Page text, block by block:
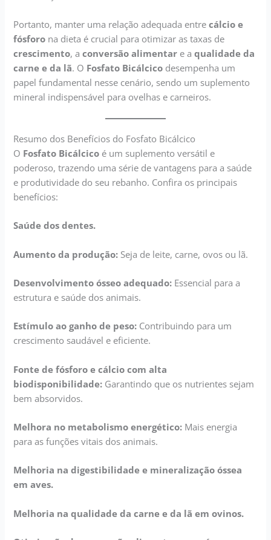
Portanto, manter uma relação adequada entrecálcio e
fósforo na dieta é crucial para otimizar as taxas de
crescimento, aconversão alimentar e aqualidade da
carne e da lã. O Fosfato Bicálcico desempenha um
papel fundamental nesse cenário, sendo um suplemento
mineral indispensável para ovelhas e carneiros.
Resumo dos Benefícios do Fosfato Bicálcico
O Fosfato Bicálcico é um suplemento versátil e
poderoso, trazendo uma série de vantagens para a saúde
e produtividade do seu rebanho. Confira os principais
benefícios:
Saúde dos dentes.
Aumento da produção: Seja de leite, carne, ovos ou lã.
Desenvolvimento ósseo adequado: Essencial para a
estrutura e saúde dos animais.
Estímulo ao ganho de peso: Contribuindo para um
crescimento saudável e eficiente.
Fonte de fósforo e cálcio com alta
biodisponibilidade: Garantindo que os nutrientes sejam
bem absorvidos.
Melhora no metabolismo energético: Mais energia
para as funções vitais dos animais.
Melhoria na digestibilidade e mineralização óssea
em aves.
Melhoria na qualidade da carne e da lã em ovinos.